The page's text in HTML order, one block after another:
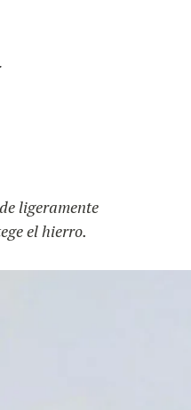
ligeramente
el hierro.